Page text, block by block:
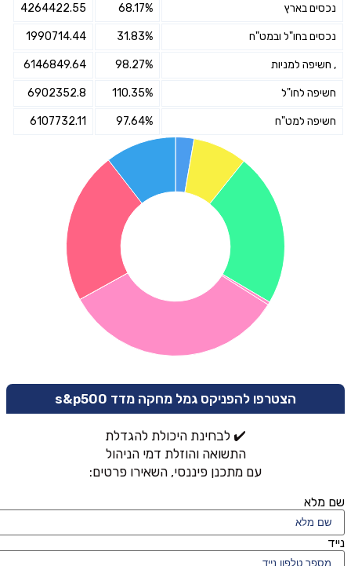
נכסים בארץ 68.17%
4264422.55
נכסים בחו"ל ובמט"ח 31.83%
1990714.44
, חשיפה למניות 98.27%
6146849.64
חשיפה לחו"ל 110.35%
6902352.8
חשיפה למט"ח 97.64%
6107732.11
הצטרפו להפניקס גמל מחקה מדד s&p500
✔️ לבחינת היכולת להגדלת
התשואה והוזלת דמי הניהול
עם מתכנן פיננסי, השאירו פרטים:
שם מלא
נייד